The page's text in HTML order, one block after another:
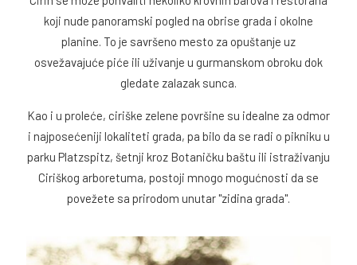
koji nude panoramski pogled na obrise grada i okolne
planine. To je savršeno mesto za opuštanje uz
osvežavajuće piće ili uživanje u gurmanskom obroku dok
gledate zalazak sunca.
Kao i u proleće, ciriške zelene površine su idealne za odmor
i najposećeniji lokaliteti grada, pa bilo da se radi o pikniku u
parku Platzspitz, šetnji kroz Botaničku baštu ili istraživanju
Ciriškog arboretuma, postoji mnogo mogućnosti da se
povežete sa prirodom unutar "zidina grada".